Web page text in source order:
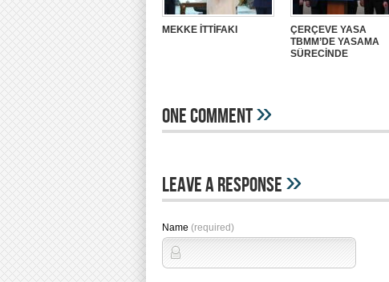
MEKKE İTTİFAKI
ÇERÇEVE YASA
TBMM’DE YASAMA
SÜRECİNDE
One Comment»
Leave A Response»
Name (required)